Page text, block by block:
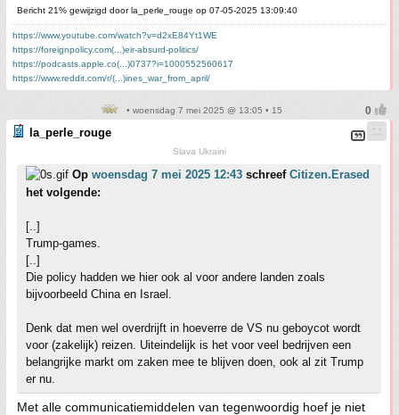
Bericht 21% gewijzigd door la_perle_rouge op 07-05-2025 13:09:40
https://www.youtube.com/watch?v=d2xE84Yt1WE
https://foreignpolicy.com(...)eir-absurd-politics/
https://podcasts.apple.co(...)0737?i=1000552560617
https://www.reddit.com/r/(...)ines_war_from_april/
• woensdag 7 mei 2025 @ 13:05 • 15
la_perle_rouge
Slava Ukraini
Op woensdag 7 mei 2025 12:43 schreef Citizen.Erased
het volgende:
[..]
Trump-games.
[..]
Die policy hadden we hier ook al voor andere landen zoals
bijvoorbeeld China en Israel.
Denk dat men wel overdrijft in hoeverre de VS nu geboycot wordt
voor (zakelijk) reizen. Uiteindelijk is het voor veel bedrijven een
belangrijke markt om zaken mee te blijven doen, ook al zit Trump
er nu.
Met alle communicatiemiddelen van tegenwoordig hoef je niet